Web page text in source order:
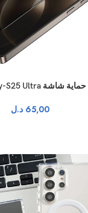
حماية شاشة Privacy-S25 Ultra
65,00 د.ل